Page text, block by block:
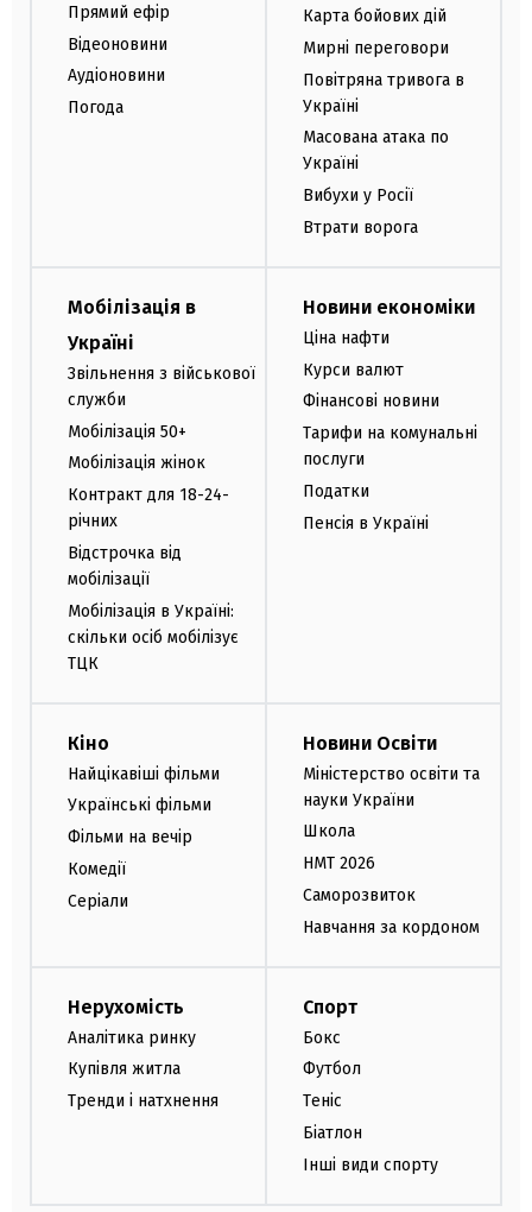
Прямий ефір
Відеоновини
Аудіоновини
Погода
Карта бойових дій
Мирні переговори
Повітряна тривога в
Україні
Масована атака по
Україні
Вибухи у Росії
Втрати ворога
Мобілізація в
Україні
Звільнення з військової
служби
Мобілізація 50+
Мобілізація жінок
Контракт для 18-24-
річних
Відстрочка від
мобілізації
Мобілізація в Україні:
скільки осіб мобілізує
ТЦК
Новини економіки
Ціна нафти
Курси валют
Фінансові новини
Тарифи на комунальні
послуги
Податки
Пенсія в Україні
Кіно
Найцікавіші фільми
Українські фільми
Фільми на вечір
Комедії
Серіали
Новини Освіти
Міністерство освіти та
науки України
Школа
НМТ 2026
Саморозвиток
Навчання за кордоном
Нерухомість
Аналітика ринку
Купівля житла
Тренди і натхнення
Спорт
Бокс
Футбол
Теніс
Біатлон
Інші види спорту